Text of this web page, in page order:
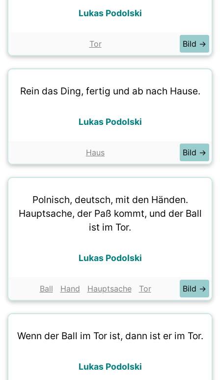
Lukas Podolski
Tor Bild →
Rein das Ding, fertig und ab nach Hause.
Lukas Podolski
Haus Bild →
Polnisch, deutsch, mit den Händen.
Hauptsache, der Paß kommt, und der Ball
ist im Tor.
Lukas Podolski
Ball Hand Hauptsache Tor Bild →
Wenn der Ball im Tor ist, dann ist er im Tor.
Lukas Podolski